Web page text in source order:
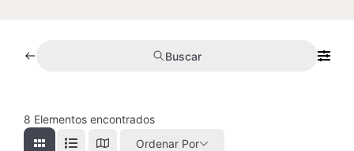
Buscar
8 Elementos encontrados
Ordenar Por